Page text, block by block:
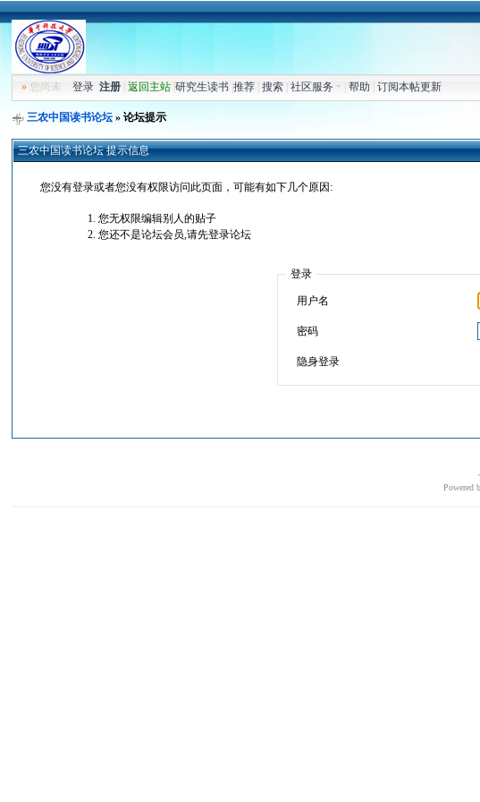
» 您尚未登录 注册 |返回主站 |研究生读书 |推荐 |搜索 |社区服务 |帮助 |订阅本帖更新
三农中国读书论坛» 论坛提示
三农中国读书论坛 提示信息
您没有登录或者您没有权限访问此页面，可能有如下几个原因:
您无权限编辑别人的贴子
您还不是论坛会员,请先登录论坛
登录
用户名
密码
隐身登录
Powered